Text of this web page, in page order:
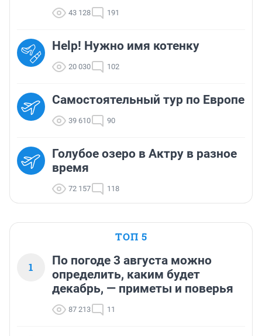
43 128 191
Help! Нужно имя котенку
20 030 102
Самостоятельный тур по Европе
39 610 90
Голубое озеро в Актру в разное
время
72 157 118
ТОП 5
1
По погоде 3 августа можно
определить, каким будет
декабрь, — приметы и поверья
87 213 11